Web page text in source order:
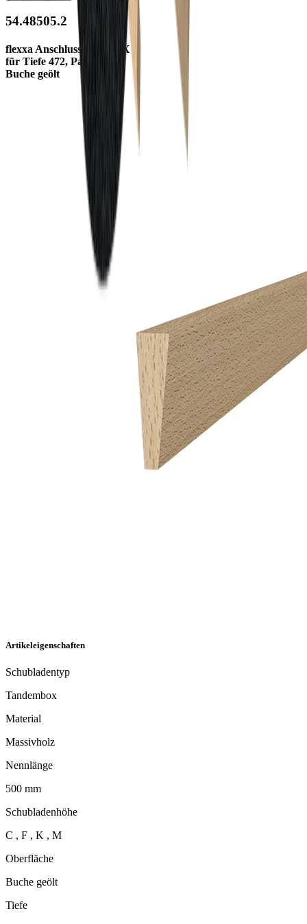
54.48505.2
flexxa Anschlussleiste TBX
für Tiefe 472, Paar
Buche geölt
Artikeleigenschaften
Schubladentyp
Tandembox
Material
Massivholz
Nennlänge
500 mm
Schubladenhöhe
C , F , K , M
Oberfläche
Buche geölt
Tiefe